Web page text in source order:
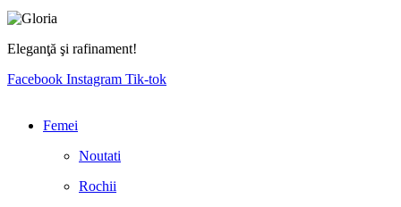
Eleganţă şi rafinament!
Facebook Instagram Tik-tok
Femei
Noutati
Rochii